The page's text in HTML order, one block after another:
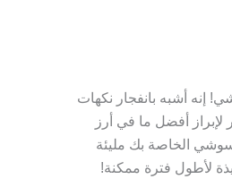
إنه أشبه بانفجار نكهات
أفضل ما في أرز
الخاصة بك مليئة
لأطول فترة ممكنة!